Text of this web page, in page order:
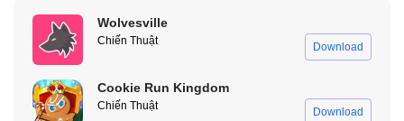
hành động quan tâm tinh tế.
Wolvesville
Chiến Thuật Download
Cookie Run Kingdom
Chiến Thuật Download